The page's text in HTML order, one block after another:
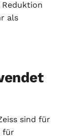
als
sind für
für